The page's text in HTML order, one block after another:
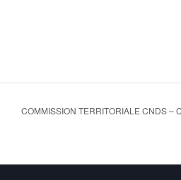
COMMISSION TERRITORIALE CNDS –